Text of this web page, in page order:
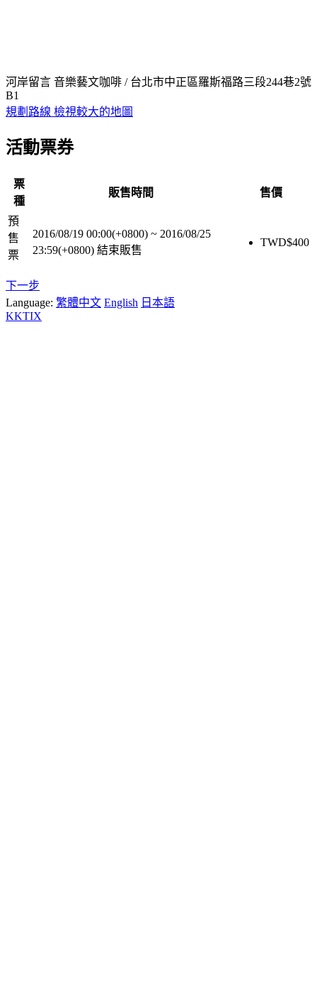
河岸留言 音樂藝文咖啡 / 台北市中正區羅斯福路三段244巷2號
B1
規劃路線 檢視較大的地圖
活動票券
票
種
販售時間 售價
預
售
票
2016/08/19 00:00(+0800) ~ 2016/08/25
23:59(+0800) 結束販售
TWD$400
下一步
Language: 繁體中文 English 日本語
KKTIX